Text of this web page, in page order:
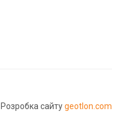
Розробка сайтуgeotlon.com